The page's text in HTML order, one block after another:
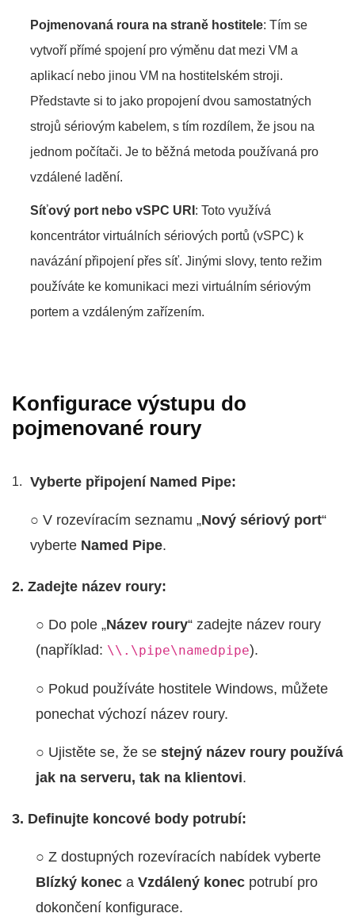
Pojmenovaná roura na straně hostitele: Tím se
vytvoří přímé spojení pro výměnu dat mezi VM a
aplikací nebo jinou VM na hostitelském stroji.
Představte si to jako propojení dvou samostatných
strojů sériovým kabelem, s tím rozdílem, že jsou na
jednom počítači. Je to běžná metoda používaná pro
vzdálené ladění.
Síťový port nebo vSPC URI : Toto využívá
koncentrátor virtuálních sériových portů (vSPC) k
navázání připojení přes síť. Jinými slovy, tento režim
používáte ke komunikaci mezi virtuálním sériovým
portem a vzdáleným zařízením.
Konfigurace výstupu do
pojmenované roury
Vyberte připojení Named Pipe:
○ V rozevíracím seznamu „Nový sériový port“
vyberte Named Pipe.
2. Zadejte název roury:
○ Do pole „Název roury“ zadejte název roury
(například: \\.\pipe\namedpipe).
○ Pokud používáte hostitele Windows, můžete
ponechat výchozí název roury.
○ Ujistěte se, že se stejný název roury používá
jak na serveru, tak na klientovi.
3. Definujte koncové body potrubí:
○ Z dostupných rozevíracích nabídek vyberte
Blízký konec a Vzdálený konec potrubí pro
dokončení konfigurace.